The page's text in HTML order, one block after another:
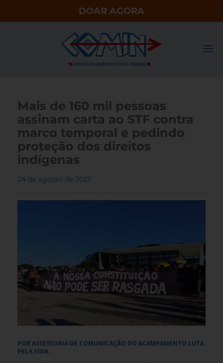
DOAR AGORA
Mais de 160 mil pessoas
assinam carta ao STF contra
marco temporal e pedindo
proteção dos direitos
indígenas
24 de agosto de 2021
POR ASSESSORIA DE COMUNICAÇÃO DO ACAMPAMENTO LUTA
PELA VIDA